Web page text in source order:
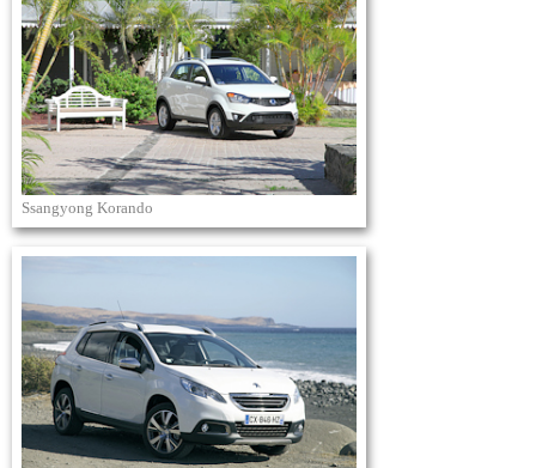
Ssangyong Korando